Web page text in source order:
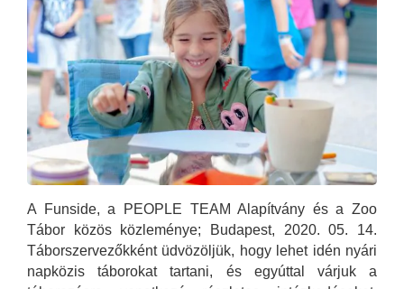
A Funside, a PEOPLE TEAM Alapítvány és a Zoo
Tábor közös közleménye; Budapest, 2020. 05. 14.
Táborszervezőkként üdvözöljük, hogy lehet idén nyári
napközis táborokat tartani, és egyúttal várjuk a